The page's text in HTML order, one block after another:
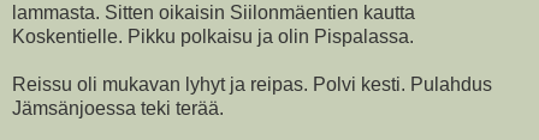
lammasta. Sitten oikaisin Siilonmäentien kautta
Koskentielle. Pikku polkaisu ja olin Pispalassa.
Reissu oli mukavan lyhyt ja reipas. Polvi kesti. Pulahdus
Jämsänjoessa teki terää.